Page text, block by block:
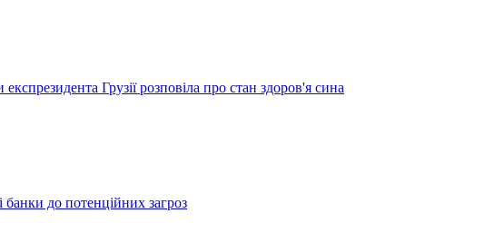
Грузії розповіла про стан здоров'я сина
банки до потенційних загроз